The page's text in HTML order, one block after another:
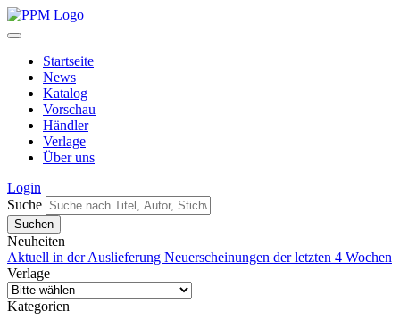
Startseite
News
Katalog
Vorschau
Händler
Verlage
Über uns
Login
Suche
Neuheiten
Aktuell in der Auslieferung Neuerscheinungen der letzten 4 Wochen
Verlage
Kategorien